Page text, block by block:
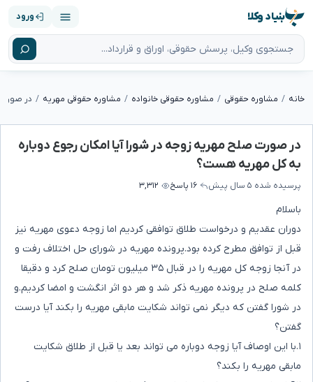
بنیاد وکلا ورود
خانه مشاوره حقوقی مشاوره حقوقی خانواده مشاوره حقوقی مهریه
در صورت صلح مهریه زوجه در شورا آیا امکان رجوع دوباره
به کل مهریه هست؟
پرسیده شده ۵ سال پیش ۱۶ پاسخ ۳,۳۱۲
باسلام
دوران عقدیم و درخواست طلاق توافقی کردیم اما زوجه دعوی مهریه نیز
قبل از توافق مطرح کرده بود.پرونده مهریه در شورای حل اختلاف رفت و
در آنجا زوجه کل مهریه را در قبال ۳۵ میلیون تومان صلح کرد و دقیقا
کلمه صلح در پرونده مهریه ذکر شد و هر دو اثر انگشت و امضا کردیم.و
در شورا گفتن که دیگر نمی تواند شکایت مابقی مهریه را بکند آیا درست
گفتن؟
۱.با این اوصاف آیا زوجه دوباره می تواند بعد یا قبل از طلاق شکایت
مابقی مهریه را بکند؟